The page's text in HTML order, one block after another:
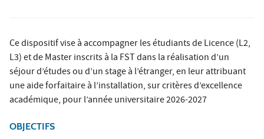
Ce dispositif vise à accompagner les étudiants de Licence (L2,
L3) et de Master inscrits à la FST dans la réalisation d’un
séjour d’études ou d’un stage à l’étranger, en leur attribuant
une aide forfaitaire à l’installation, sur critères d’excellence
académique, pour l’année universitaire 2026-2027
OBJECTIFS